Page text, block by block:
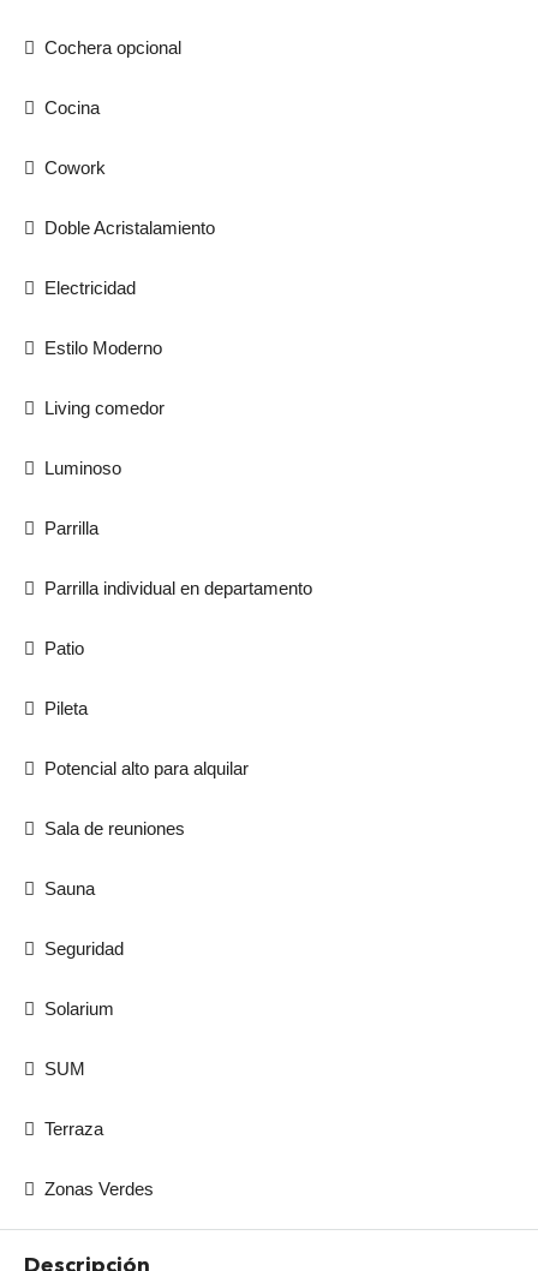
Cochera opcional
Cocina
Cowork
Doble Acristalamiento
Electricidad
Estilo Moderno
Living comedor
Luminoso
Parrilla
Parrilla individual en departamento
Patio
Pileta
Potencial alto para alquilar
Sala de reuniones
Sauna
Seguridad
Solarium
SUM
Terraza
Zonas Verdes
Descripción